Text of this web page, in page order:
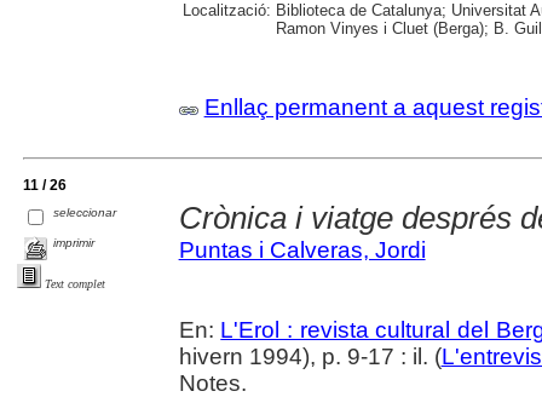
Localització: Biblioteca de Catalunya; Universitat
Ramon Vinyes i Cluet (Berga); B.
Enllaç permanent a aquest
11 / 26
seleccionar
imprimir
Text complet
Crònica i viatge després
Puntas i Calveras, Jordi
En: L'Erol : revista cultural del
hivern 1994), p. 9-17 : il. (
Notes.